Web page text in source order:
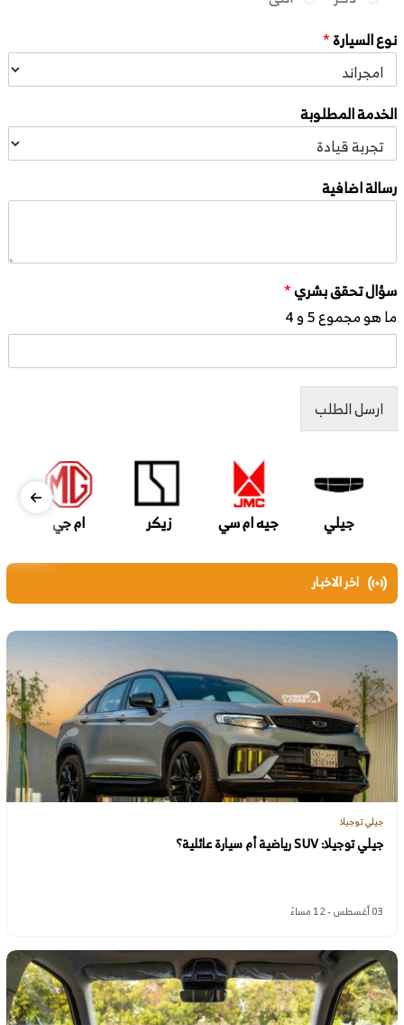
نوع السيارة*
الخدمة المطلوبة
رسالة اضافية
سؤال تحقق بشري*
ما هو مجموع 5 و 4
ارسل الطلب
جيلي جيه ام سي زيكر ام جي
اخر الاخبار
جيلي توجيلا
جيلي توجيلا: SUV رياضية أم سيارة عائلية؟
03 أغسطس - 12 مساءً